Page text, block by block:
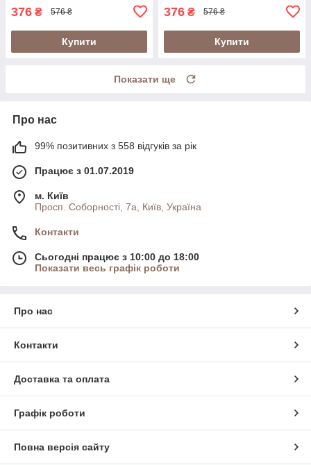
376 ₴ 576 ₴
Купити
376 ₴ 576 ₴
Купити
Показати ще
Про нас
99% позитивних з 558 відгуків за рік
Працює з 01.07.2019
м. Київ
Просп. Соборності, 7а, Київ, Україна
Контакти
Сьогодні працює з 10:00 до 18:00
Показати весь графік роботи
Про нас
Контакти
Доставка та оплата
Графік роботи
Повна версія сайту